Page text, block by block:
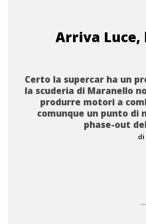
Arriva Luce,
Certo la supercar ha un
la scuderia di Maranello
produrre motori a
comunque un punto di
phase-out
di